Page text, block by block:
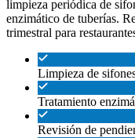
limpieza periódica de
enzimático de tuberías.
trimestral para
Limpieza de
Tratamiento
Revisión de